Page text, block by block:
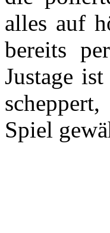
alles auf
bereits
Justage
Spiel